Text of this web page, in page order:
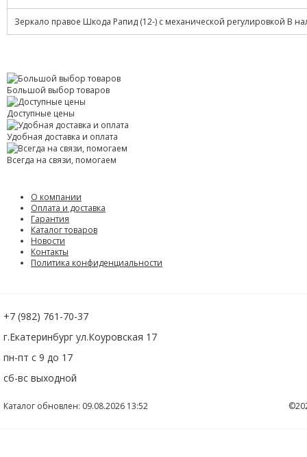
Зеркало правое Шкода Рапид (12-) с механической регулировкой В
Большой выбор товаров
Доступные цены
Удобная доставка и оплата
Всегда на связи, помогаем
О компании
Оплата и доставка
Гарантия
Каталог товаров
Новости
Контакты
Политика конфиденциальности
+7 (982) 761-70-37
г.Екатеринбург ул.Коуровская 17
пн-пт с 9 до 17
сб-вс выходной
Каталог обновлен: 09.08.2026 13:52